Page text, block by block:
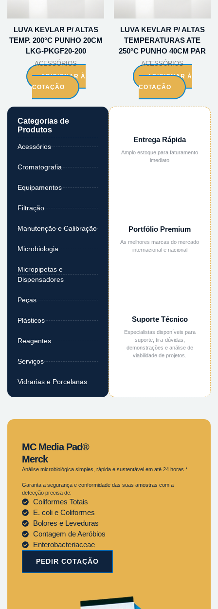
Categorias de
Produtos
Acessórios
Cromatografia
Equipamentos
Filtração
Manutenção e Calibração
Microbiologia
Micropipetas e
Dispensadores
Peças
Plásticos
Reagentes
Serviços
Vidrarias e Porcelanas
Entrega Rápida
Amplo estoque para faturamento
imediato
Portfólio Premium
As melhores marcas do mercado
internacional e nacional
Suporte Técnico
Especialistas disponíveis para
suporte, tira-dúvidas,
demonstrações e análise de
viabilidade de projetos.
LUVA KEVLAR P/ ALTAS
TEMP. 200°C PUNHO 20CM
LKG-PKGF20-200
ACESSÓRIOS
ADICIONAR À
COTAÇÃO
LUVA KEVLAR P/ ALTAS
TEMPERATURAS ATE
250°C PUNHO 40CM PAR
ACESSÓRIOS
ADICIONAR À
COTAÇÃO
MC Media Pad®
Merck
Análise microbiológica simples, rápida e sustentável em até 24 horas.*
Garanta a segurança e conformidade das suas amostras com a
detecção precisa de:
Coliformes Totais
E. coli e Coliformes
Bolores e Leveduras
Contagem de Aeróbios
Enterobacteriaceae
PEDIR COTAÇÃO